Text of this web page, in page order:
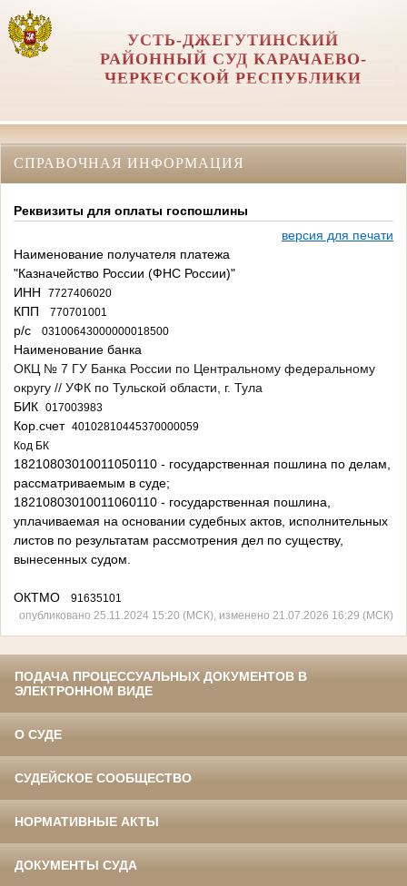
УСТЬ-ДЖЕГУТИНСКИЙ
РАЙОННЫЙ СУД КАРАЧАЕВО-
ЧЕРКЕССКОЙ РЕСПУБЛИКИ
СПРАВОЧНАЯ ИНФОРМАЦИЯ
Реквизиты для оплаты госпошлины
версия для печати
Наименование получателя платежа
"Казначейство России (ФНС России)"
ИНН 7727406020
КПП 770701001
р/с 03100643000000018500
Наименование банка
ОКЦ № 7 ГУ Банка России по Центральному федеральному
округу // УФК по Тульской области, г. Тула
БИК 017003983
Кор.счет 40102810445370000059
Код БК
18210803010011050110 - государственная пошлина по делам,
рассматриваемым в суде;
18210803010011060110 - государственная пошлина,
уплачиваемая на основании судебных актов, исполнительных
листов по результатам рассмотрения дел по существу,
вынесенных судом.
ОКТМО 91635101
опубликовано 25.11.2024 15:20 (МСК), изменено 21.07.2026 16:29 (МСК)
ПОДАЧА ПРОЦЕССУАЛЬНЫХ ДОКУМЕНТОВ В
ЭЛЕКТРОННОМ ВИДЕ
О СУДЕ
СУДЕЙСКОЕ СООБЩЕСТВО
НОРМАТИВНЫЕ АКТЫ
ДОКУМЕНТЫ СУДА